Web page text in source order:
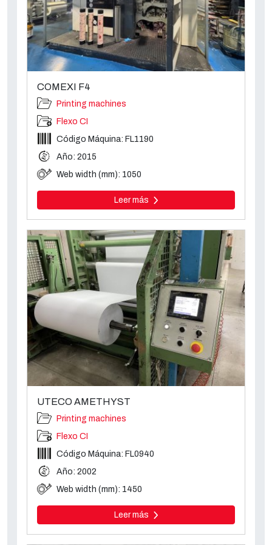
COMEXI F4
Printing machines
Flexo CI
Código Máquina: FL1190
Año: 2015
Web width (mm): 1050
Leer más
UTECO AMETHYST
Printing machines
Flexo CI
Código Máquina: FL0940
Año: 2002
Web width (mm): 1450
Leer más